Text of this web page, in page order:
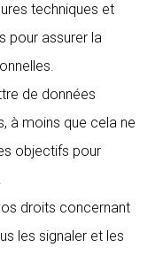
techniques et
pour assurer la
de données
à moins que cela ne
objectifs pour
droits concernant
les signaler et les